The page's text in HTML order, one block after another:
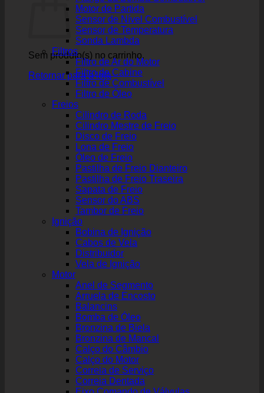
Sem produto(s) no carrinho.
Retornar para a loja
Motor de Partida
Sensor de Nível Combustível
Sensor de Temperatura
Sonda Lambda
Filtros
Filtro de Ar do Motor
Filtro de Cabine
Filtro de Combustível
Filtro de Óleo
Freios
Cilindro de Roda
Cilindro Mestre de Freio
Disco de Freio
Lona de Freio
Óleo de Freio
Pastilha de Freio Dianteiro
Pastilha de Freio Traseira
Sapata de Freio
Sensor do ABS
Tambor de Freio
Ignição
Bobina de Ignição
Cabos de Vela
Distribuidor
Vela de Ignição
Motor
Anel de Segmento
Arruela de Encosto
Balancins
Bomba de Óleo
Bronzina de Biela
Bronzina de Mancal
Calço do Câmbio
Calço do Motor
Correia de Serviço
Correia Dentada